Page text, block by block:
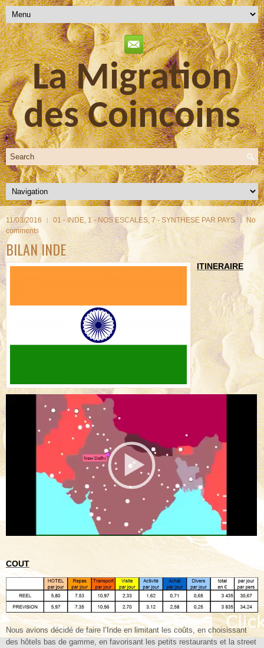
La Migration
des Coincoins
11/03/2016 01 - INDE,1 - NOS ESCALES,7 - SYNTHESE PAR PAYS
No
comments
BILAN INDE
ITINERAIRE
Lecteur
vidéo
00:29
COUT
Nous avions décidé de faire l’Inde en limitant les coûts, en choisissant
des hôtels bas de gamme, en favorisant les petits restaurants et la street